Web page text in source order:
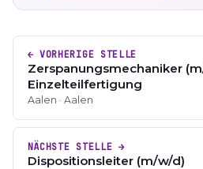
← VORHERIGE STELLE
Zerspanungsmechaniker
Einzelteilfertigung
Aalen · Aalen
NÄCHSTE STELLE →
Dispositionsleiter (m/w/d)